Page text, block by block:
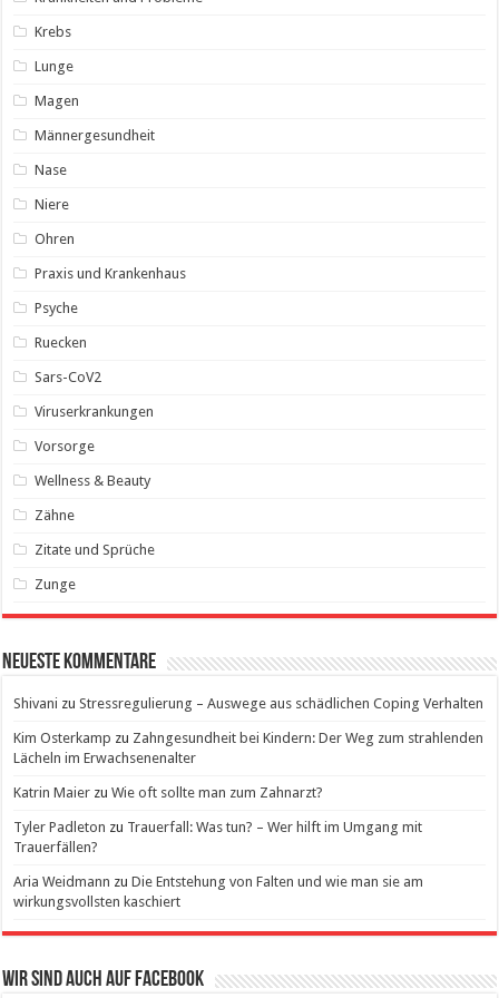
Krebs
Lunge
Magen
Männergesundheit
Nase
Niere
Ohren
Praxis und Krankenhaus
Psyche
Ruecken
Sars-CoV2
Viruserkrankungen
Vorsorge
Wellness & Beauty
Zähne
Zitate und Sprüche
Zunge
Neueste Kommentare
Shivani zuStressregulierung – Auswege aus schädlichen Coping Verhalten
Kim Osterkamp zu Zahngesundheit bei Kindern: Der Weg zum strahlenden
Lächeln im Erwachsenenalter
Katrin Maier zuWie oft sollte man zum Zahnarzt?
Tyler Padleton zu Trauerfall: Was tun? – Wer hilft im Umgang mit
Trauerfällen?
Aria Weidmann zuDie Entstehung von Falten und wie man sie am
wirkungsvollsten kaschiert
Wir sind auch auf Facebook